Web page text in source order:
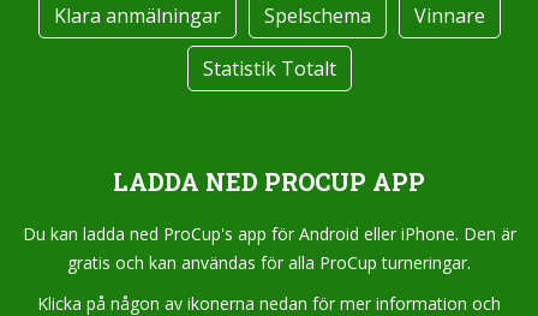
Klara anmälningar Spelschema
Vinnare
Statistik Totalt
LADDA NED PROCUP APP
Du kan ladda ned ProCup's app för Android eller iPhone. Den är
gratis och kan användas för alla ProCup turneringar.
Klicka på någon av ikonerna nedan för mer information och